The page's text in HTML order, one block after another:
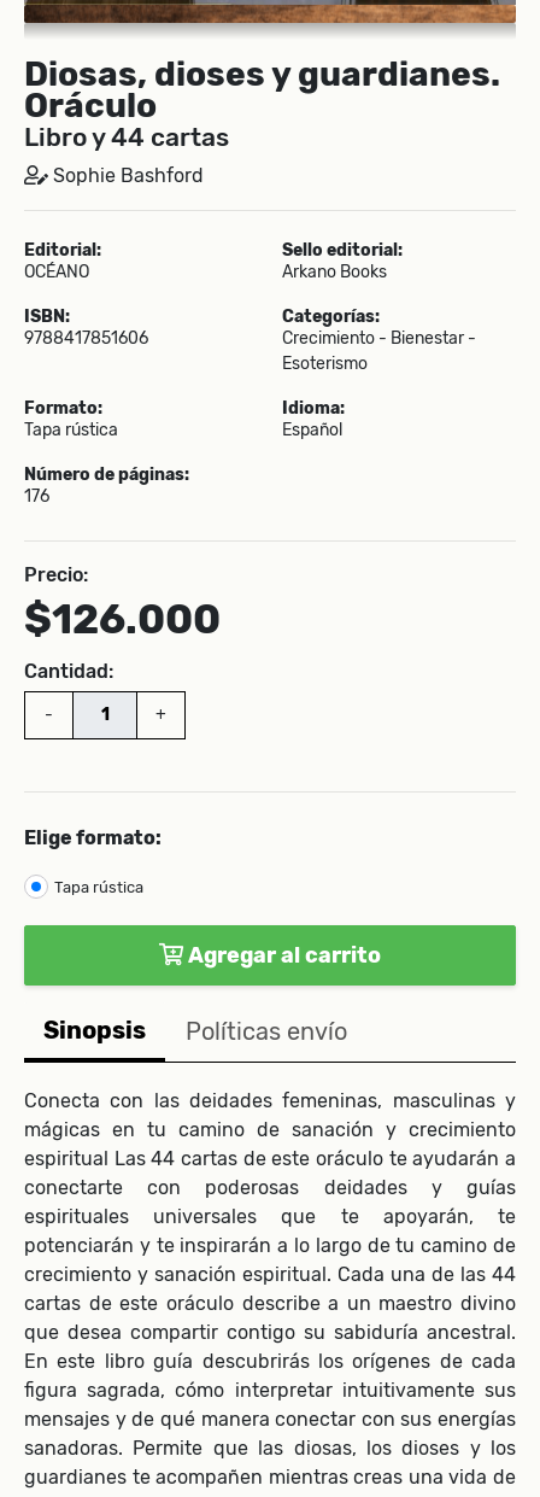
Diosas, dioses y guardianes.
Oráculo
Libro y 44 cartas
Sophie Bashford
Editorial:
OCÉANO
Sello editorial:
Arkano Books
ISBN:
9788417851606
Categorías:
Crecimiento - Bienestar -
Esoterismo
Formato:
Tapa rústica
Idioma:
Español
Número de páginas:
176
Precio:
$126.000
Cantidad:
- +
Elige formato:
Tapa rústica
Agregar al carrito
Sinopsis Políticas envío
Conecta con las deidades femeninas, masculinas y
mágicas en tu camino de sanación y crecimiento
espiritual Las 44 cartas de este oráculo te ayudarán a
conectarte con poderosas deidades y guías
espirituales universales que te apoyarán, te
potenciarán y te inspirarán a lo largo de tu camino de
crecimiento y sanación espiritual. Cada una de las 44
cartas de este oráculo describe a un maestro divino
que desea compartir contigo su sabiduría ancestral.
En este libro guía descubrirás los orígenes de cada
figura sagrada, cómo interpretar intuitivamente sus
mensajes y de qué manera conectar con sus energías
sanadoras. Permite que las diosas, los dioses y los
guardianes te acompañen mientras creas una vida de